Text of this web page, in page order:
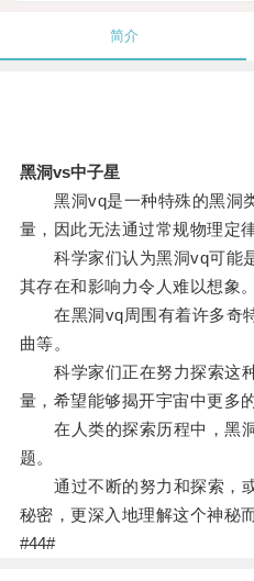
简介
黑洞vs中子星
黑洞vq是一种特殊的黑洞
量，因此无法通过常规物理定
科学家们认为黑洞vq可能是
其存在和影响力令人难以想象。
在黑洞vq周围有着许多奇特
曲等。
科学家们正在努力探索这种
量，希望能够揭开宇宙中更多
在人类的探索历程中，黑
题。
通过不断的努力和探索，或
秘密，更深入地理解这个神秘
#44#